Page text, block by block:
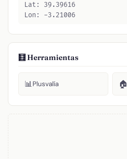
Lat: 39.39616
Lon: -3.21006
🧮 Herramientas
📊Plusvalía 🏠